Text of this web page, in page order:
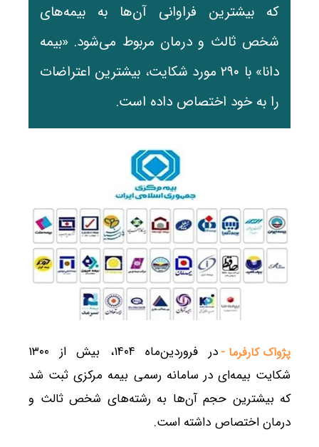
که بیشترین فراوانی آن‌ها به بیمه‌های
شخص ثالث و درمان مربوط می‌شود. «بیمه
دانا» با ۲۹۰ مورد شکایت، بیشترین اعتراضات
را به خود اختصاص داده است.
پژواک کارفرما -
در فروردین‌ماه ۱۴۰۴، بیش از ۱۳۰۰
شکایت بیمه‌ای در سامانه رسمی بیمه مرکزی ثبت شد
که بیشترین حجم آن‌ها به رشته‌های شخص ثالث و
درمان اختصاص داشته است.